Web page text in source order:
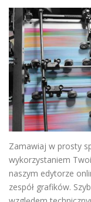
Zamawiaj w prosty
wykorzystaniem
naszym edytorze
zespół grafików.